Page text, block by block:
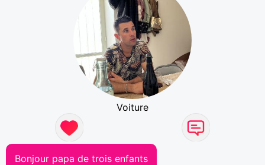
Voiture
Bonjour papa de trois enfants